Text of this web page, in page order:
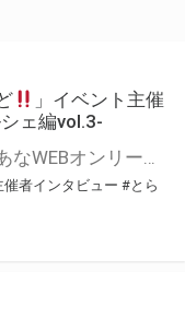
」イベント主催
ェ編vol.3-
こんにちは、とらのあなWEBオンリー運営スタッフです。 新たにお届けする、イベント主催者インタビュー-マルシェ編-は、 とらのあなWEBオンリー「マルシェ」をご利用した主催様に 「マルシェ」を使って開催した感想や心がけをお聞きする企画です。 今回は、WEBオンリー初開催「つるみかるぱれーど
者インタビュー #とら